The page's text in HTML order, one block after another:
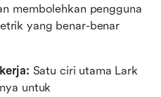
membolehkan pengguna
yang benar-benar
Satu ciri utama Lark